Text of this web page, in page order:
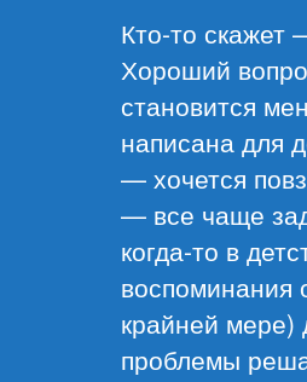
Кто-то скажет
Хороший
становится
написана для
— хочется
— все чаще
когда-то в
воспоминания
крайней мере)
проблемы